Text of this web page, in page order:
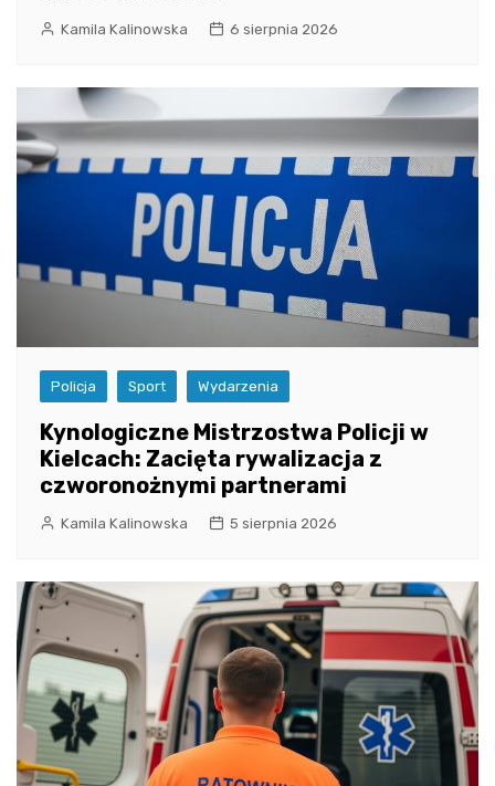
Kamila Kalinowska 6 sierpnia 2026
Policja Sport Wydarzenia
Kynologiczne Mistrzostwa Policji w
Kielcach: Zacięta rywalizacja z
czworonożnymi partnerami
Kamila Kalinowska 5 sierpnia 2026